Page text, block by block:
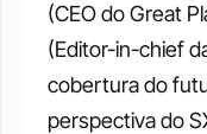
(CEO do Great
(Editor-in-chief
cobertura do
perspectiva do